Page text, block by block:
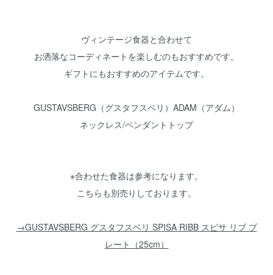
ヴィンテージ食器と合わせて
お洒落なコーディネートを楽しむのもおすすめです。
ギフトにもおすすめのアイテムです。
GUSTAVSBERG（グスタフスベリ）ADAM（アダム）
ネックレス/ペンダントトップ
※合わせた食器は参考になります。
こちらも別売りしております。
→GUSTAVSBERG グスタフスベリ SPISA RIBB スピサ リブ プ
レート（25cm）